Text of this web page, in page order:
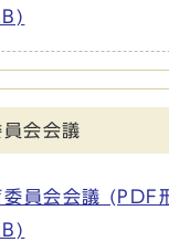
会会議
員会会議 (PDF